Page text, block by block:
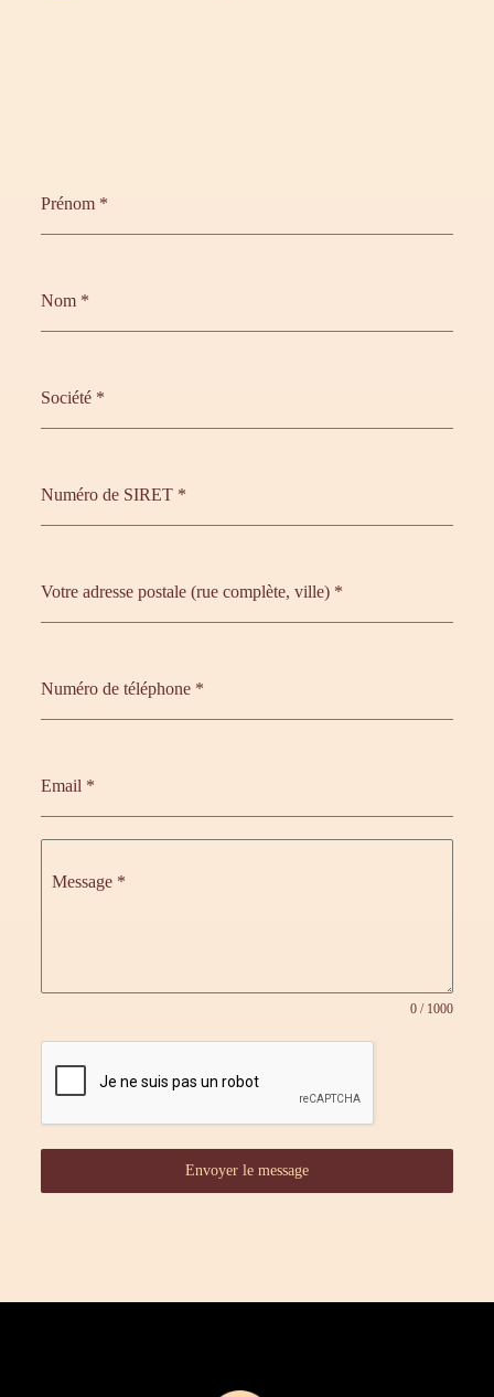
Prénom *
Nom *
Société *
Numéro de SIRET *
Votre adresse postale (rue complète, ville) *
Numéro de téléphone *
Email *
Message *
0 / 1000
Envoyer le message